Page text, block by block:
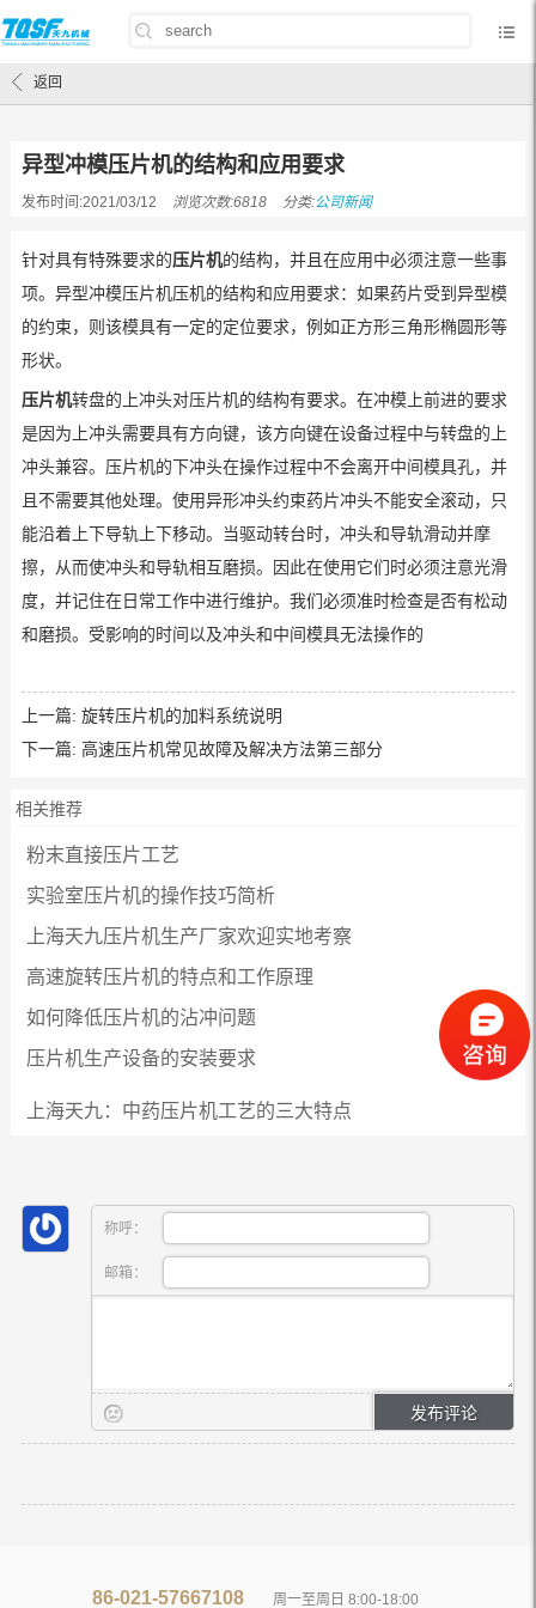
首页/公司新闻 异型冲模压片机的结构和应用要求
返回
异型冲模压片机的结构和应用要求
发布时间:2021/03/12 浏览次数:6818 分类:公司新闻
针对具有特殊要求的压片机的结构，并且在应用中必须注意一些事
项。异型冲模压片机压机的结构和应用要求：如果药片受到异型模
的约束，则该模具有一定的定位要求，例如正方形三角形椭圆形等
形状。
压片机转盘的上冲头对压片机的结构有要求。在冲模上前进的要求
是因为上冲头需要具有方向键，该方向键在设备过程中与转盘的上
冲头兼容。压片机的下冲头在操作过程中不会离开中间模具孔，并
且不需要其他处理。使用异形冲头约束药片冲头不能安全滚动，只
能沿着上下导轨上下移动。当驱动转台时，冲头和导轨滑动并摩
擦，从而使冲头和导轨相互磨损。因此在使用它们时必须注意光滑
度，并记住在日常工作中进行维护。我们必须准时检查是否有松动
和磨损。受影响的时间以及冲头和中间模具无法操作的
上一篇: 旋转压片机的加料系统说明
下一篇: 高速压片机常见故障及解决方法第三部分
相关推荐
粉末直接压片工艺
实验室压片机的操作技巧简析
上海天九压片机生产厂家欢迎实地考察
高速旋转压片机的特点和工作原理
如何降低压片机的沾冲问题
压片机生产设备的安装要求
上海天九：中药压片机工艺的三大特点
称呼：
邮箱：
86-021-57667108 周一至周日 8:00-18:00